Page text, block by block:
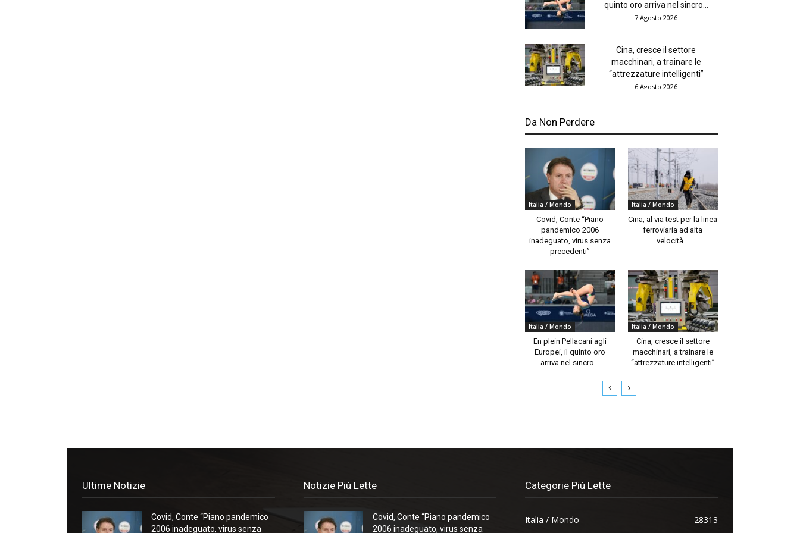
quinto oro arriva nel sincro...
7 Agosto 2026
Cina, cresce il settore
macchinari, a trainare le
“attrezzature intelligenti”
6 Agosto 2026
Da Non Perdere
Italia / Mondo
Covid, Conte “Piano
pandemico 2006
inadeguato, virus senza
precedenti”
Italia / Mondo
Cina, al via test per la linea
ferroviaria ad alta
velocità...
Italia / Mondo
En plein Pellacani agli
Europei, il quinto oro
arriva nel sincro...
Italia / Mondo
Cina, cresce il settore
macchinari, a trainare le
“attrezzature intelligenti”
Ultime Notizie
Covid, Conte “Piano pandemico
2006 inadeguato, virus senza
Notizie Più Lette
Covid, Conte “Piano pandemico
2006 inadeguato, virus senza
Categorie Più Lette
Italia / Mondo
28313